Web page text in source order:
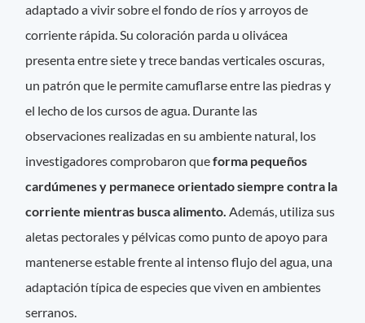
adaptado a vivir sobre el fondo de ríos y arroyos de
corriente rápida. Su coloración parda u olivácea
presenta entre siete y trece bandas verticales oscuras,
un patrón que le permite camuflarse entre las piedras y
el lecho de los cursos de agua. Durante las
observaciones realizadas en su ambiente natural, los
investigadores comprobaron queforma pequeños
cardúmenes y permanece orientado siempre contra la
corriente mientras busca alimento. Además, utiliza sus
aletas pectorales y pélvicas como punto de apoyo para
mantenerse estable frente al intenso flujo del agua, una
adaptación típica de especies que viven en ambientes
serranos.